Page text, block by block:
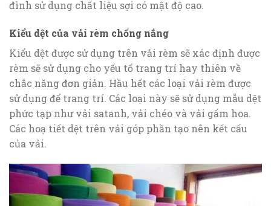
đình sử dụng chất liệu sợi có mật độ cao.
Kiểu dệt của vải rèm chống nắng
Kiểu dệt được sử dụng trên vải rèm sẽ xác định được
rèm sẽ sử dụng cho yếu tố trang trí hay thiên về
chắc năng đơn giản. Hầu hết các loại vải rèm được
sử dụng để trang trí. Các loại này sẽ sử dụng mẫu dệt
phức tạp như vải satanh, vải chéo và vải gấm hoa.
Các hoạ tiết dệt trên vải góp phần tạo nên kết cấu
của vải.